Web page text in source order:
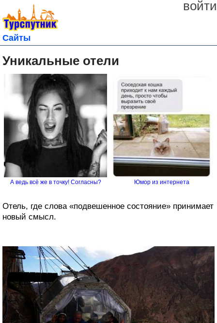
войти
Сайты
Уникальные отели
А ведь всё же в точку! Согласны? Юмор из интернета
Отель, где слова «подвешенное состояние» принимает
новый смысл.